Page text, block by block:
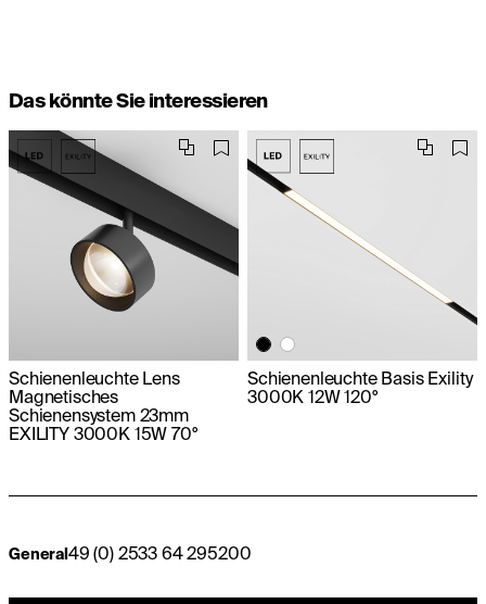
Das könnte Sie interessieren
Schienenleuchte Lens
Magnetisches
Schienensystem 23mm
EXILITY 3000K 15W 70°
Schienenleuchte Basis Exility
3000K 12W 120°
General49 (0) 2533 64 295200